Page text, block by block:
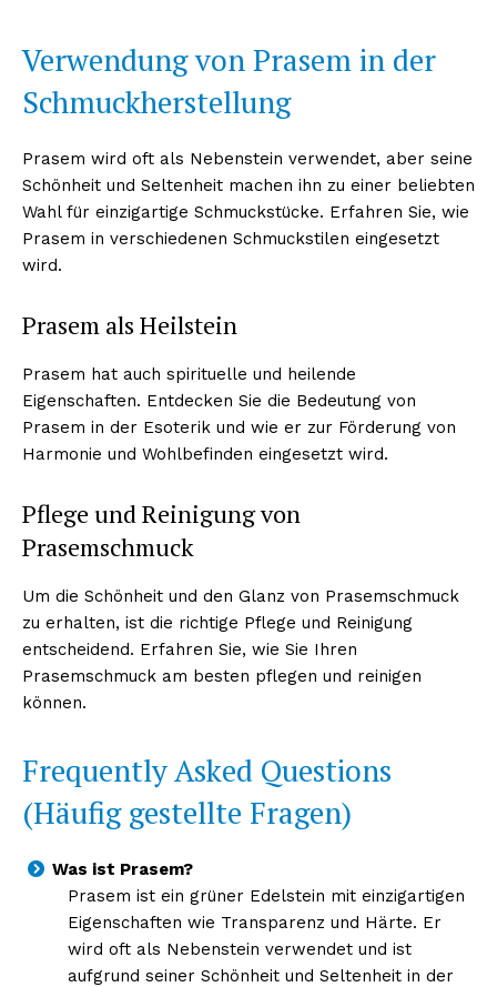
Verwendung von Prasem in der
Schmuckherstellung
Prasem wird oft als Nebenstein verwendet, aber seine
Schönheit und Seltenheit machen ihn zu einer beliebten
Wahl für einzigartige Schmuckstücke. Erfahren Sie, wie
Prasem in verschiedenen Schmuckstilen eingesetzt
wird.
Prasem als Heilstein
Prasem hat auch spirituelle und heilende
Eigenschaften. Entdecken Sie die Bedeutung von
Prasem in der Esoterik und wie er zur Förderung von
Harmonie und Wohlbefinden eingesetzt wird.
Pflege und Reinigung von
Prasemschmuck
Um die Schönheit und den Glanz von Prasemschmuck
zu erhalten, ist die richtige Pflege und Reinigung
entscheidend. Erfahren Sie, wie Sie Ihren
Prasemschmuck am besten pflegen und reinigen
können.
Frequently Asked Questions
(Häufig gestellte Fragen)
Was ist Prasem?
Prasem ist ein grüner Edelstein mit einzigartigen
Eigenschaften wie Transparenz und Härte. Er
wird oft als Nebenstein verwendet und ist
aufgrund seiner Schönheit und Seltenheit in der